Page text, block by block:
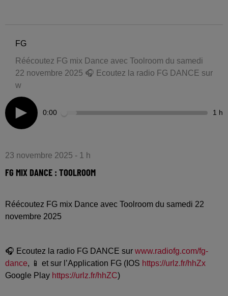
FG
Réécoutez FG mix Dance avec Toolroom du samedi
22 novembre 2025 🎧 Ecoutez la radio FG DANCE sur
w
0:00 1 h
23 novembre 2025 - 1 h
FG MIX DANCE : TOOLROOM
Réécoutez FG mix Dance avec Toolroom du samedi 22
novembre 2025
🎧 Ecoutez la radio FG DANCE sur www.radiofg.com/fg-
dance, 📱 et sur l’Application FG (IOS https://urlz.fr/hhZx
Google Play https://urlz.fr/hhZC)